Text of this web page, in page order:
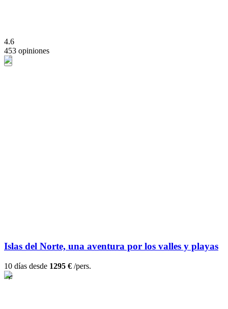
4.6
453 opiniones
Islas del Norte, una aventura por los valles y playas
10 días desde 1295 € /pers.